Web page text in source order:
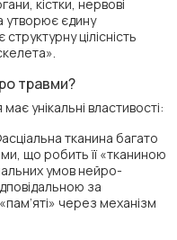
кістки, нервові
утворює єдину
цілісність
травми?
унікальні властивості:
тканина багато
що робить її «тканиною
умов нейро-
за
через механізм